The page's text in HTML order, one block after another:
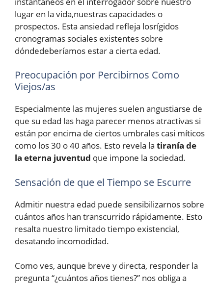
lugar en la vida,nuestras capacidades o
prospectos. Esta ansiedad refleja losrígidos
cronogramas sociales existentes sobre
dóndedeberíamos estar a cierta edad.
Preocupación por Percibirnos Como
Viejos/as
Especialmente las mujeres suelen angustiarse de
que su edad las haga parecer menos atractivas si
están por encima de ciertos umbrales casi míticos
como los 30 o 40 años. Esto revela la tiranía de
la eterna juventud que impone la sociedad.
Sensación de que el Tiempo se Escurre
Admitir nuestra edad puede sensibilizarnos sobre
cuántos años han transcurrido rápidamente. Esto
resalta nuestro limitado tiempo existencial,
desatando incomodidad.
Como ves, aunque breve y directa, responder la
pregunta “¿cuántos años tienes?” nos obliga a